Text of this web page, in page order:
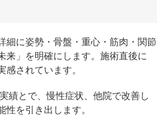
細に姿勢・骨盤・重心・筋肉・関節
来」を明確にします。施術直後に
されています。
績とで、慢性症状、他院で改善し
を引き出します。